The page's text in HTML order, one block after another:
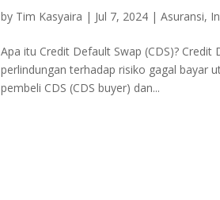
by Tim Kasyaira | Jul 7, 2024 |Asuransi,
Apa itu Credit Default Swap (CDS)?
perlindungan terhadap risiko gagal bayar
pembeli CDS (CDS buyer) dan...